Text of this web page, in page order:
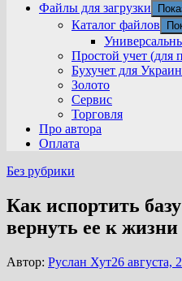
Файлы для загрузки
Каталог файлов
Простой учет (для
Бухучет для
Золото
Сервис
Торговля
Про автора
Оплата
Без рубрики
Как испортить
вернуть ее к жизни
Автор: Руслан Хут26 августа,